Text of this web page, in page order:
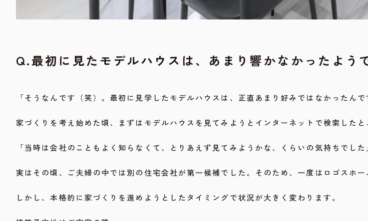
Q.最初に見たモデルハウスは、あまり響かなかったよう
「そうなんです（笑）。最初に見学したモデルハウスは、正直あまり好みではなかったんで
家づくりを考え始めた頃、まずはモデルハウスを見てみようとインターネットで検索した
「当時は会社のこともよく知らなくて、とりあえず見てみようかな、くらいの気持ちでした
実はその頃、ご夫婦の中では別の住宅会社が第一候補でした。そのため、一度はロゴスホ
しかし、本格的に家づくりを進めようとしたタイミングで状況が大きく変わります。